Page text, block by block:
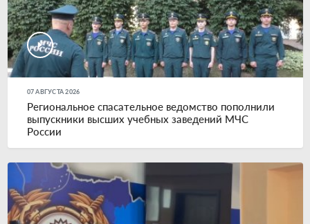
07 АВГУСТА 2026
Региональное спасательное ведомство пополнили
выпускники высших учебных заведений МЧС
России